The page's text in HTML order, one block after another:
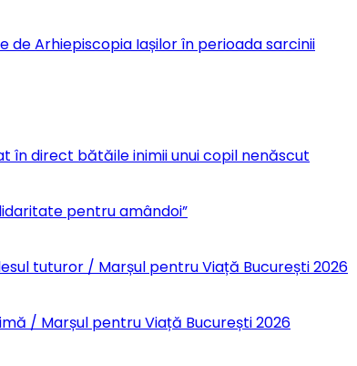
de Arhiepiscopia Iașilor în perioada sarcinii
în direct bătăile inimii unui copil nenăscut
pentru amândoi”
tuturor / Marșul pentru Viață București 2026
/ Marșul pentru Viață București 2026